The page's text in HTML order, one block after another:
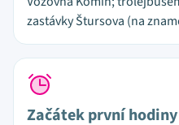
zastávky Štursova (na
Začátek první hodiny